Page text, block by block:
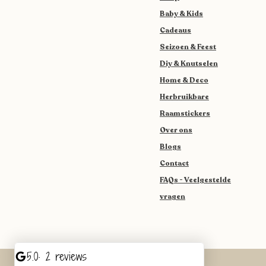
Baby & Kids
Cadeaus
Seizoen & Feest
Diy & Knutselen
Home & Deco
Herbruikbare
Raamstickers
Over ons
Blogs
Contact
FAQs - Veelgestelde
vragen